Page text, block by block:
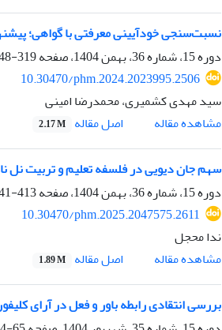
نسبت‌سنجی خودآیینی معرفتی با گواهی؛
دوره 15، شماره 36، بهمن 1404، صفحه
319-348
10.30470/phm.2024.2023995.2506
سید مهدی کشمیری، محمدرضا امینی
مشاهده مقاله
اصل مقاله 2.17 M
سهم جان دیویی در فلسفه تعلیم و تربیت نل
دوره 15، شماره 36، بهمن 1404، صفحه
413-441
10.30470/phm.2025.2047575.2611
ندا محجل
مشاهده مقاله
اصل مقاله 1.89 M
بررسی انتقادی رابطه باور و فعل در آرای